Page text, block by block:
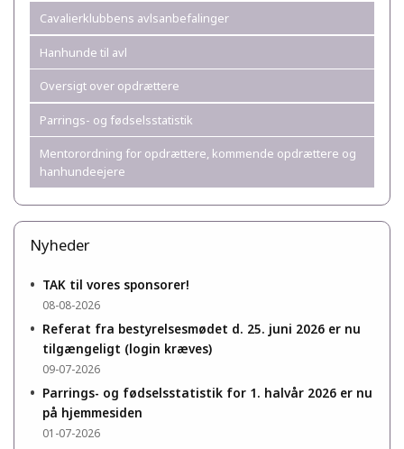
Cavalierklubbens avlsanbefalinger
Hanhunde til avl
Oversigt over opdrættere
Parrings- og fødselsstatistik
Mentorordning for opdrættere, kommende opdrættere og
hanhundeejere
Nyheder
• TAK til vores sponsorer!
08-08-2026
• Referat fra bestyrelsesmødet d. 25. juni 2026 er nu
tilgængeligt (login kræves)
09-07-2026
• Parrings- og fødselsstatistik for 1. halvår 2026 er nu
på hjemmesiden
01-07-2026